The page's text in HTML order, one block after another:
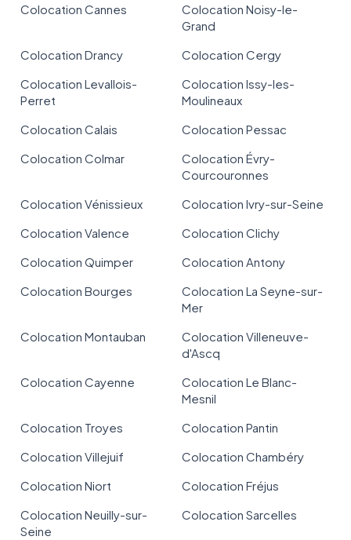
Colocation Cannes
Colocation Noisy-le-
Grand
Colocation Drancy
Colocation Cergy
Colocation Levallois-
Perret
Colocation Issy-les-
Moulineaux
Colocation Calais
Colocation Pessac
Colocation Colmar
Colocation Évry-
Courcouronnes
Colocation Vénissieux
Colocation Ivry-sur-Seine
Colocation Valence
Colocation Clichy
Colocation Quimper
Colocation Antony
Colocation Bourges
Colocation La Seyne-sur-
Mer
Colocation Montauban
Colocation Villeneuve-
d'Ascq
Colocation Cayenne
Colocation Le Blanc-
Mesnil
Colocation Troyes
Colocation Pantin
Colocation Villejuif
Colocation Chambéry
Colocation Niort
Colocation Fréjus
Colocation Neuilly-sur-
Seine
Colocation Sarcelles